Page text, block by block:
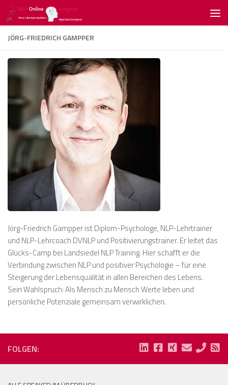
Zum Inhalt springen
JÖRG-FRIEDRICH GAMPPER
Jörg-Friedrich Gampper ist Diplom-Psychologe, NLP-Lehrtrainer
und NLP-Lehrcoach DVNLP und Positivierungstrainer. Er leitet das
Glücks-Camp bei Landsiedel NLP Training. Hier schafft er die
Verbindung zwischen NLP und positiver Psychologie – für eine
Steigerung der Lebensqualität in allen Bereichen des Lebens.
Sein Wahlspruch: Als Mensch zu Mensch Werte leben und
persönliche Potenziale gemeinsam verwirklichen.
FOLGEN: